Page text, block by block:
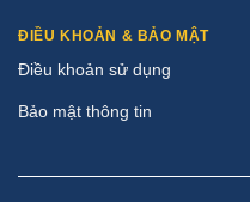
ĐIỀU KHOẢN & BẢO MẬT
Điều khoản sử dụng
Bảo mật thông tin